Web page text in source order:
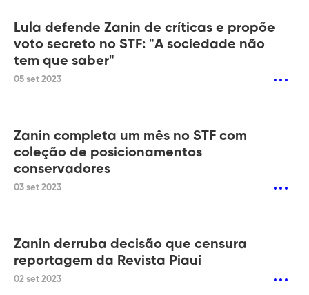
Lula defende Zanin de críticas e propõe
voto secreto no STF: "A sociedade não
tem que saber"
05 set 2023
Zanin completa um mês no STF com
coleção de posicionamentos
conservadores
03 set 2023
Zanin derruba decisão que censura
reportagem da Revista Piauí
02 set 2023